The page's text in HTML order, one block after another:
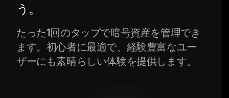
う。
たった1回のタップで暗号資産を管理でき
ます。初心者に最適で、経験豊富なユー
ザーにも素晴らしい体験を提供します。